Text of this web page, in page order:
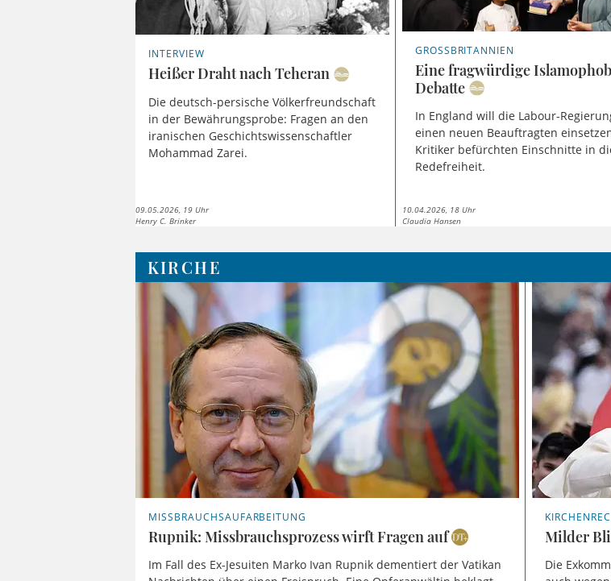
INTERVIEW
Heißer Draht nach Teheran
Die deutsch-persische Völkerfreundschaft
in der Bewährungsprobe: Fragen an den
iranischen Geschichtswissenschaftler
Mohammad Zarei.
09.05.2026, 19 Uhr
Henry C. Brinker
GROSSBRITANNIEN
Eine fragwürdige
Debatte
In England will die Labour-
einen neuen Beauftragten
Kritiker befürchten Einschnitte in
Redefreiheit.
10.04.2026, 18 Uhr
Claudia Hansen
KIRCHE
MISSBRAUCHSAUFARBEITUNG
Rupnik: Missbrauchsprozess wirft Fragen auf
Im Fall des Ex-Jesuiten Marko Ivan Rupnik dementiert der Vatikan
Milder
Die